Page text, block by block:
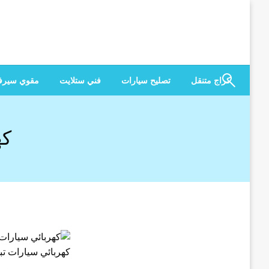
كراج متنقل
تصليح سيارات فني ستلايت مقوي
كهربائي سيارات